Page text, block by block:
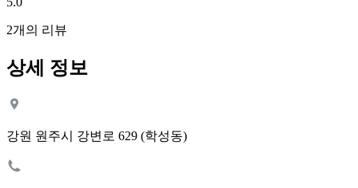
2개의 리뷰
상세 정보
강원 원주시 강변로 629 (학성동)